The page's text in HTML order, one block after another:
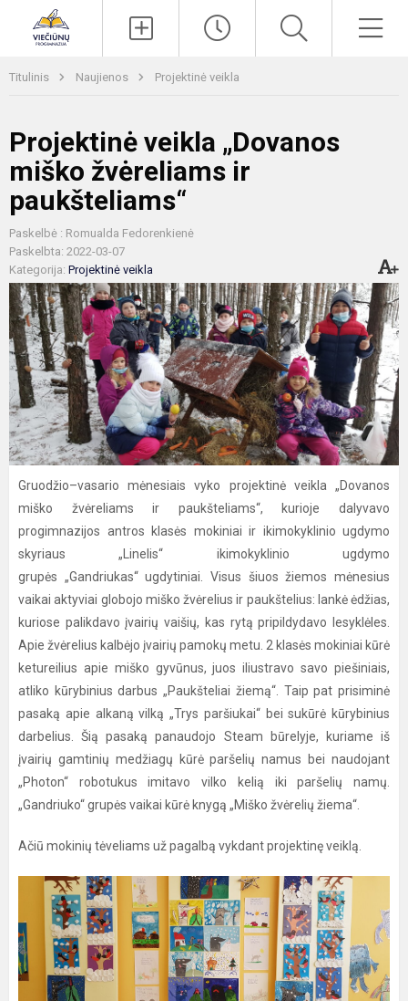
Titulinis Naujienos Projektinė veikla
Projektinė veikla „Dovanos
miško žvėreliams ir
paukšteliams“
Paskelbė : Romualda Fedorenkienė
Paskelbta: 2022-03-07
Kategorija: Projektinė veikla
Gruodžio–vasario mėnesiais vyko projektinė veikla „Dovanos
miško žvėreliams ir paukšteliams“, kurioje dalyvavo
progimnazijos antros klasės mokiniai ir ikimokyklinio ugdymo
skyriaus „Linelis“ ikimokyklinio ugdymo
grupės „Gandriukas“ ugdytiniai. Visus šiuos žiemos mėnesius
vaikai aktyviai globojo miško žvėrelius ir paukštelius: lankė ėdžias,
kuriose palikdavo įvairių vaišių, kas rytą pripildydavo lesyklėles.
Apie žvėrelius kalbėjo įvairių pamokų metu. 2 klasės mokiniai kūrė
ketureilius apie miško gyvūnus, juos iliustravo savo piešiniais,
atliko kūrybinius darbus „Paukšteliai žiemą“. Taip pat prisiminė
pasaką apie alkaną vilką „Trys paršiukai“ bei sukūrė kūrybinius
darbelius. Šią pasaką panaudojo Steam būrelyje, kuriame iš
įvairių gamtinių medžiagų kūrė paršelių namus bei naudojant
„Photon“ robotukus imitavo vilko kelią iki paršelių namų.
„Gandriuko“ grupės vaikai kūrė knygą „Miško žvėrelių žiema“.
Ačiū mokinių tėveliams už pagalbą vykdant projektinę veiklą.